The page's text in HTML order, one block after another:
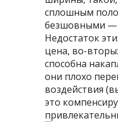
сплошным
безшовными —
Недостаток
цена, во-
способна
они плохо
воздействия
это